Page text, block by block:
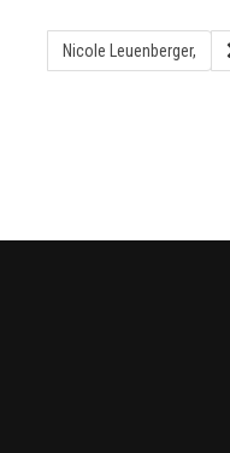
Nicole Leuenberger,